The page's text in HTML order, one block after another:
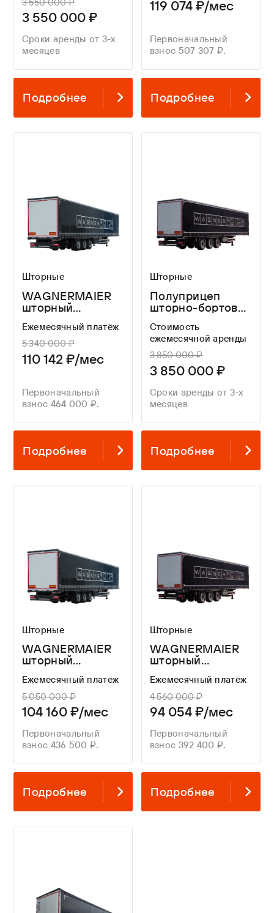
3 550 000 ₽
Сроки аренды от 3-х
месяцев
Подробнее
119 074 ₽/мес
Первоначальный
взнос 507 307 ₽.
Подробнее
Шторные
WAGNERMAIER
шторный
16,8 метров
Ежемесячный платёж
5 340 000 ₽
110 142 ₽/мес
Первоначальный
взнос 464 000 ₽.
Подробнее
Шторные
Полуприцеп
шторно-бортовой
CRS3 FOR A
LONG TIME
Стоимость
ежемесячной аренды
3 850 000 ₽
3 850 000 ₽
Сроки аренды от 3-х
месяцев
Подробнее
Шторные
WAGNERMAIER
шторный
16,3 метра
Ежемесячный платёж
5 050 000 ₽
104 160 ₽/мес
Первоначальный
взнос 436 500 ₽.
Подробнее
Шторные
WAGNERMAIER
шторный
CRS3 13,6 метров
Ежемесячный платёж
4 560 000 ₽
94 054 ₽/мес
Первоначальный
взнос 392 400 ₽.
Подробнее